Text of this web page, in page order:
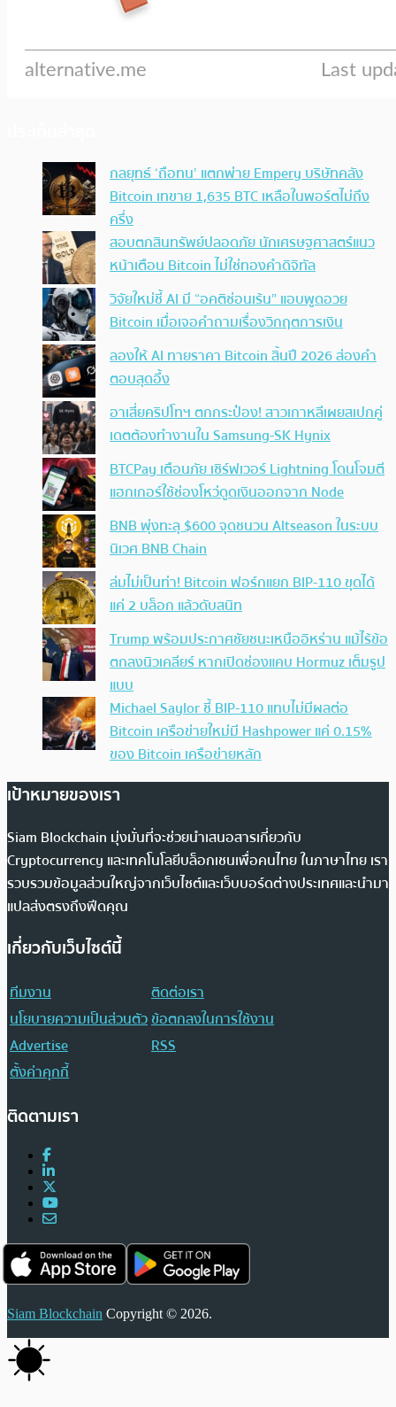
กลยุทธ์ ‘ถือทน’ แตกพ่าย Empery บริษัทคลัง
Bitcoin เทขาย 1,635 BTC เหลือในพอร์ตไม่ถึง
ครึ่ง
สอบตกสินทรัพย์ปลอดภัย นักเศรษฐศาสตร์แนว
หน้าเตือน Bitcoin ไม่ใช่ทองคำดิจิทัล
วิจัยใหม่ชี้ AI มี “อคติซ่อนเร้น” แอบพูดอวย
Bitcoin เมื่อเจอคำถามเรื่องวิกฤตการเงิน
ลองให้ AI ทายราคา Bitcoin สิ้นปี 2026 ส่องคำ
ตอบสุดอึ้ง
อาเสี่ยคริปโทฯ ตกกระป๋อง! สาวเกาหลีเผยสเปกคู่
เดตต้องทำงานใน Samsung-SK Hynix
BTCPay เตือนภัย เซิร์ฟเวอร์ Lightning โดนโจมตี
แฮกเกอร์ใช้ช่องโหว่ดูดเงินออกจาก Node
BNB พุ่งทะลุ $600 จุดชนวน Altseason ในระบบ
นิเวศ BNB Chain
ล่มไม่เป็นท่า! Bitcoin ฟอร์กแยก BIP-110 ขุดได้
แค่ 2 บล็อก แล้วดับสนิท
Trump พร้อมประกาศชัยชนะเหนืออิหร่าน แม้ไร้ข้อ
ตกลงนิวเคลียร์ หากเปิดช่องแคบ Hormuz เต็มรูป
แบบ
Michael Saylor ชี้ BIP-110 แทบไม่มีผลต่อ
Bitcoin เครือข่ายใหม่มี Hashpower แค่ 0.15%
ของ Bitcoin เครือข่ายหลัก
เป้าหมายของเรา
Siam Blockchain มุ่งมั่นที่จะช่วยนำเสนอสารเกี่ยวกับ
Cryptocurrency และเทคโนโลยีบล็อกเชนเพื่อคนไทย ในภาษาไทย เรา
รวบรวมข้อมูลส่วนใหญ่จากเว็บไซต์และเว็บบอร์ดต่างประเทศและนำมา
แปลส่งตรงถึงฟีดคุณ
เกี่ยวกับเว็บไซต์นี้
ทีมงาน
ติดต่อเรา
นโยบายความเป็นส่วนตัวข้อตกลงในการใช้งาน
Advertise
RSS
ตั้งค่าคุกกี้
ติดตามเรา
Siam Blockchain Copyright © 2026.